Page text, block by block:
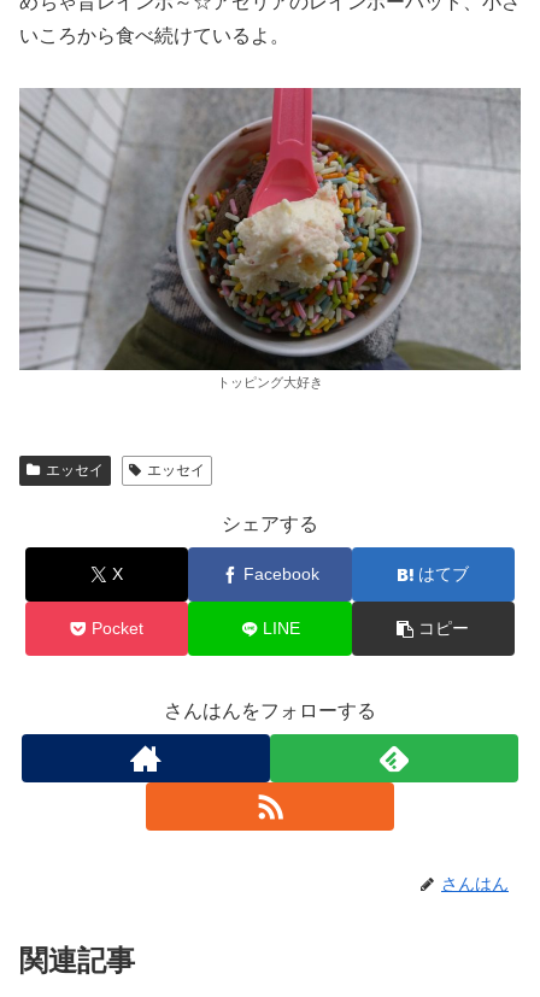
いころから食べ続けているよ。
トッピング大好き
エッセイ エッセイ
シェアする
X Facebook はてブ
Pocket LINE コピー
さんはんをフォローする
さんはん
関連記事